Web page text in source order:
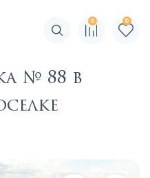
Поиск по сайту
0 0
№ 88 в